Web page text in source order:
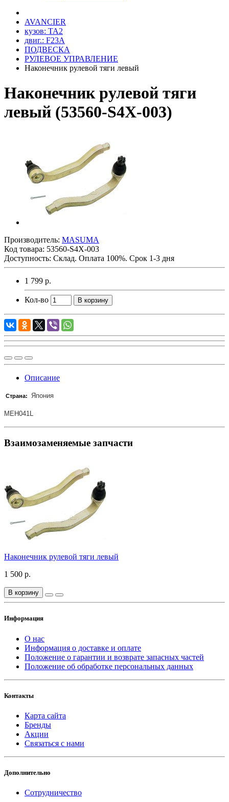
AVANCIER
кузов: TA2
двиг.: F23A
ПОДВЕСКА
РУЛЕВОЕ УПРАВЛЕНИЕ
Наконечник рулевой тяги левый
Наконечник рулевой тяги
левый (53560-S4X-003)
Производитель: MASUMA
Код товара: 53560-S4X-003
Доступность: Склад. Оплата 100%. Срок 1-3 дня
1 799 р.
Кол-во В корзину
Описание
Страна: Япония
MEH041L
Взаимозаменяемые запчасти
Наконечник рулевой тяги левый
1 500 р.
В корзину
Информация
О нас
Информация о доставке и оплате
Положение о гарантии и возврате запасных частей
Положение об обработке персональных данных
Контакты
Карта сайта
Бренды
Акции
Связаться с нами
Дополнительно
Сотрудничество